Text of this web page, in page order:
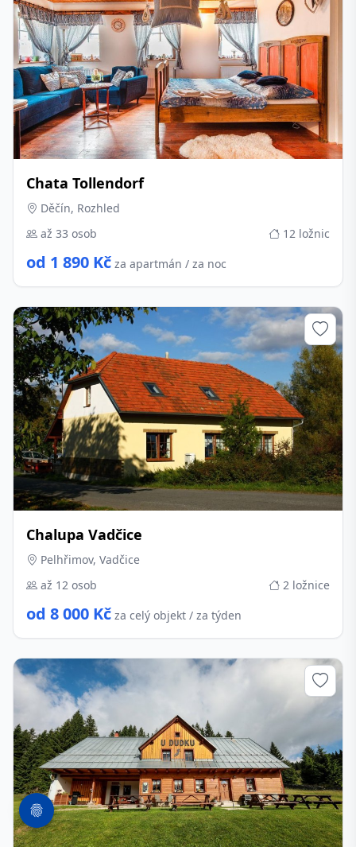
Chata Tollendorf
Děčín, Rozhled
až 33 osob
12 ložnic
od 1 890 Kč za apartmán / za noc
Chalupa Vadčice
Pelhřimov, Vadčice
až 12 osob
2 ložnice
od 8 000 Kč za celý objekt / za týden